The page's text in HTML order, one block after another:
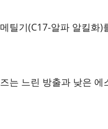
틸기(C17-알파 알킬화)
는 느린 방출과 낮은 에